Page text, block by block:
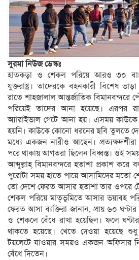
সুরমা নিউজ ডেস্কঃ
হাতকড়া ও শেকল পরিয়ে আরও ৩০
যুক্তরাষ্ট্র। তাদেরকে বহনকারী বিশেষ
রাতে শাহজালাল আন্তর্জাতিক বিমানবন্দরে
পরিয়েই তাদের আনা হয়েছে। এরপর
অ্যারাইভাল গেটে আনা হয়। এসময়
হয়নি। কাউকে কোনো ধরনের ছবি তুলতে
মধ্যে একজন নারীও আছেন। প্রত্যক্ষদর্শীরা
পরে থাকায় আগতরা ছিলেন বিধ্বস্ত। ওই
আব্দুল্লাহ্ বিমানবন্দরে হতাশা প্রকাশ করে
পুরোটা সময় হাতে পায়ে আসামিদের মতো
তো দেশে ফেরত আসার হতাশা তার ওপরে
শেকল পরিয়ে মাতৃভূমিতে আসার ভয়াবহ
ফেরত আসা ব্যক্তিরা জানান, প্রায় ৬০ ঘণ্টার
ও শেকলে বেঁধে রাখা হয়েছিল। ফলে ঘণ্টার
থাকতে হয়েছে। খেতে দেওয়া হয়েছে
টয়লেটে যাওয়ার সময়ও একজন অফিসার
বেঁধে দিতেন।